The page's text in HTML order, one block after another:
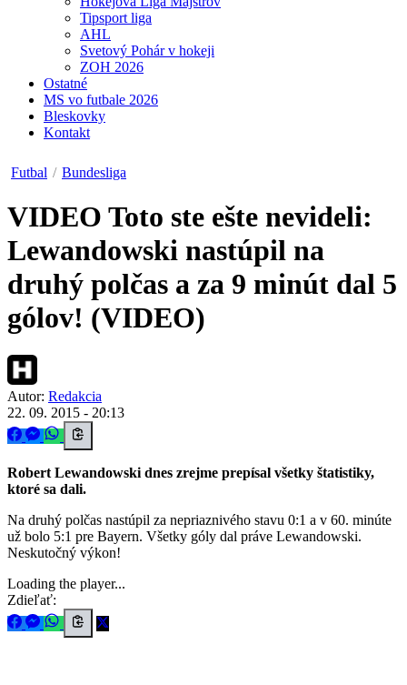
Tipsport liga
AHL
Svetový Pohár v hokeji
ZOH 2026
Ostatné
MS vo futbale 2026
Bleskovky
Kontakt
Futbal / Bundesliga
VIDEO Toto ste ešte nevideli:
Lewandowski nastúpil na
druhý polčas a za 9 minút dal 5
gólov! (VIDEO)
Autor: Redakcia
22. 09. 2015 - 20:13
Robert Lewandowski dnes zrejme prepísal všetky štatistiky,
ktoré sa dali.
Na druhý polčas nastúpil za nepriaznivého stavu 0:1 a v 60. minúte
už bolo 5:1 pre Bayern. Všetky góly dal práve Lewandowski.
Neskutočný výkon!
Loading the player...
Zdieľať: